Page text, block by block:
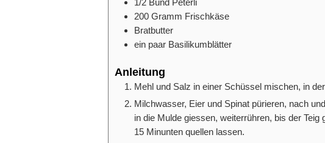
1/2 Bund Peterli
200 Gramm Frischkäse
Bratbutter
ein paar Basilikumblätter
Anleitung
Mehl und Salz in einer Schüssel mischen, in
Milchwasser, Eier und Spinat pürieren, nach
in die Mulde giessen, weiterrühren, bis der
15 Minunten quellen lassen.